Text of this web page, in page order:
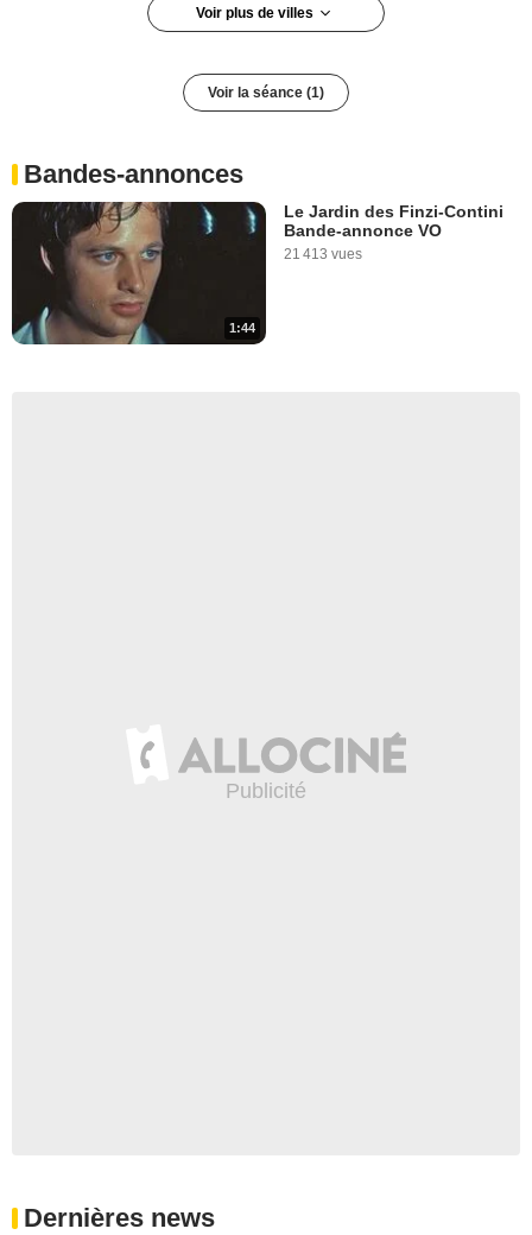
Voir plus de villes
Voir la séance (1)
Bandes-annonces
1:44
Le Jardin des Finzi-Contini
Bande-annonce VO
21 413 vues
Dernières news